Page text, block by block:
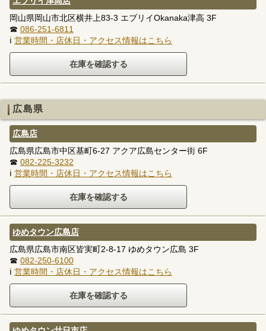
岡山県岡山市北区横井上83-3 エブリイOkanaka津高 3F
☎ 086-251-6811
ℹ 営業時間・店休日・アクセス情報はこちら
広島県
広島店
広島県広島市中区基町6-27 アクア広島センター街 6F
☎ 082-225-3232
ℹ 営業時間・店休日・アクセス情報はこちら
ゆめタウン広島店
広島県広島市南区皆実町2-8-17 ゆめタウン広島 3F
☎ 082-250-6100
ℹ 営業時間・店休日・アクセス情報はこちら